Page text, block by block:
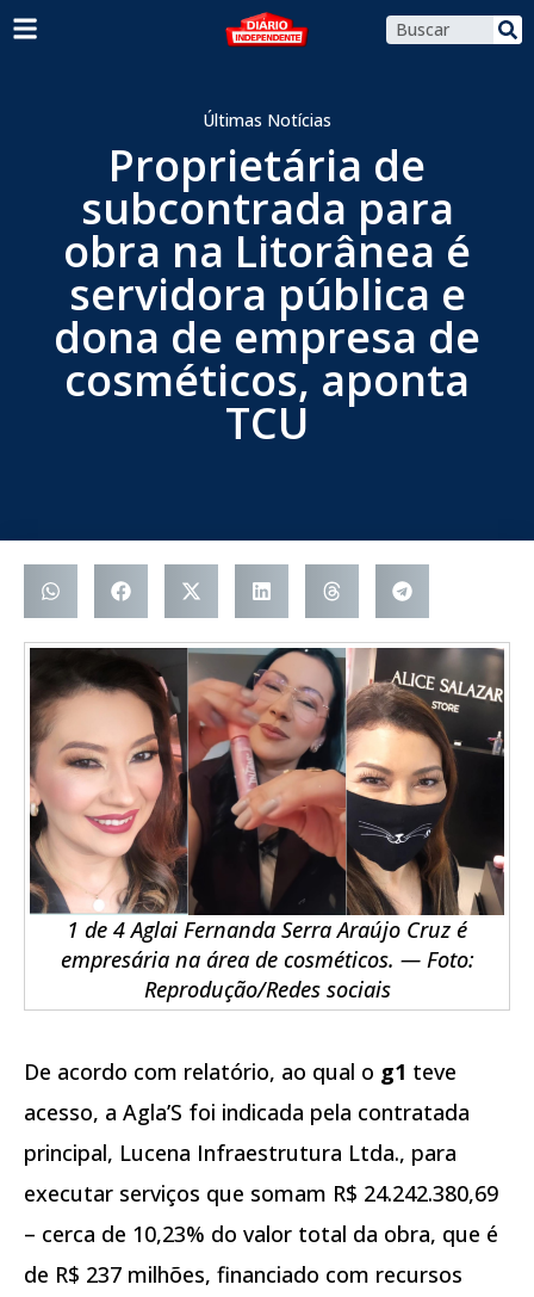
Últimas Notícias
Proprietária de
subcontrada para
obra na Litorânea é
servidora pública e
dona de empresa de
cosméticos, aponta
TCU
1 de 4 Aglai Fernanda Serra Araújo Cruz é
empresária na área de cosméticos. — Foto:
Reprodução/Redes sociais
De acordo com relatório, ao qual o g1 teve
acesso, a Agla’S foi indicada pela contratada
principal, Lucena Infraestrutura Ltda., para
executar serviços que somam R$ 24.242.380,69
– cerca de 10,23% do valor total da obra, que é
de R$ 237 milhões, financiado com recursos